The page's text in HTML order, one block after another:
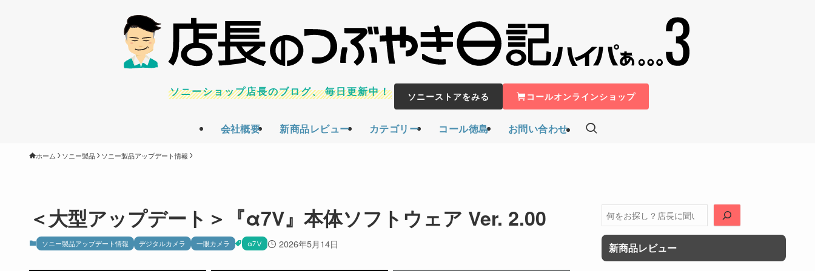
会社概要 新商品レビュー カテゴリー コール徳島 お問い合わせ
ソニーショップ店長のブログ、毎日更新中！ ソニーストアをみる コールオンラインショップ
ホーム ソニー製品 ソニー製品アップデート情報
＜大型アップデート＞『α7V』本体ソフトウェア Ver. 2.00
ソニー製品アップデート情報 デジタルカメラ 一眼カメラ α7Ⅴ 2026年5月14日
検
索
新商品レビュー